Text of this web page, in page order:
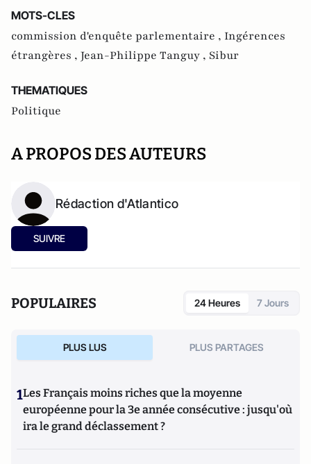
MOTS-CLES
commission d'enquête parlementaire , Ingérences
étrangères , Jean-Philippe Tanguy , Sibur
THEMATIQUES
Politique
A PROPOS DES AUTEURS
Rédaction d'Atlantico
SUIVRE
POPULAIRES 24 Heures 7 Jours
PLUS LUS PLUS PARTAGES
1Les Français moins riches que la moyenne
européenne pour la 3e année consécutive : jusqu'où
ira le grand déclassement ?